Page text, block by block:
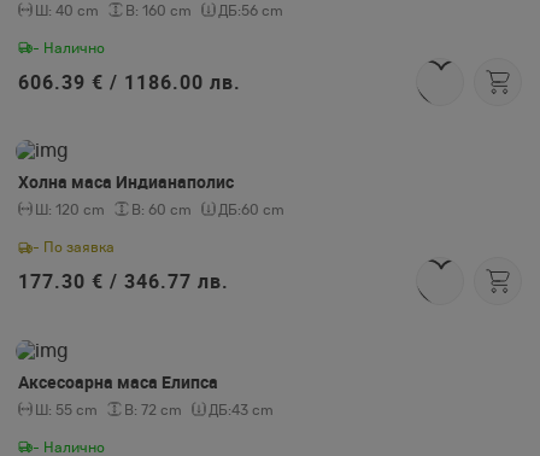
Ш: 40 cm В: 160 cm ДБ:56 cm
- Налично
606.39 € / 1186.00 лв.
Холна маса Индианаполис
Ш: 120 cm В: 60 cm ДБ:60 cm
- По заявка
177.30 € / 346.77 лв.
Аксесоарна маса Елипса
Ш: 55 cm В: 72 cm ДБ:43 cm
- Налично